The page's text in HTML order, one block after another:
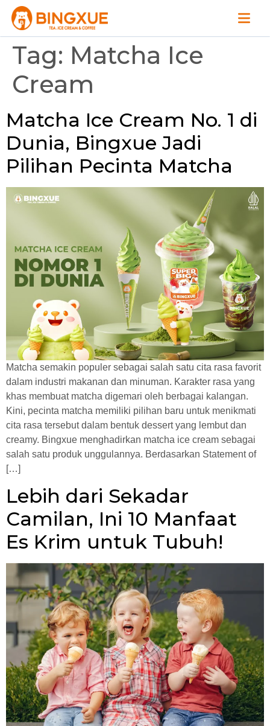
Tag: Matcha Ice
Cream
Matcha Ice Cream No. 1 di
Dunia, Bingxue Jadi
Pilihan Pecinta Matcha
Matcha semakin populer sebagai salah satu cita rasa favorit
dalam industri makanan dan minuman. Karakter rasa yang
khas membuat matcha digemari oleh berbagai kalangan.
Kini, pecinta matcha memiliki pilihan baru untuk menikmati
cita rasa tersebut dalam bentuk dessert yang lembut dan
creamy. Bingxue menghadirkan matcha ice cream sebagai
salah satu produk unggulannya. Berdasarkan Statement of
[…]
Lebih dari Sekadar
Camilan, Ini 10 Manfaat
Es Krim untuk Tubuh!